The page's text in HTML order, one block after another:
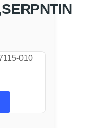
010